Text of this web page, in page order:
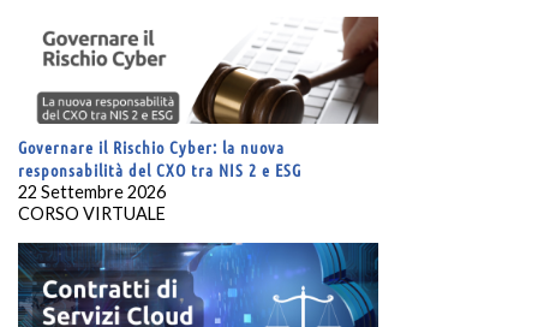
Governare il Rischio Cyber: la nuova
responsabilità del CXO tra NIS 2 e ESG
22 Settembre 2026
CORSO VIRTUALE